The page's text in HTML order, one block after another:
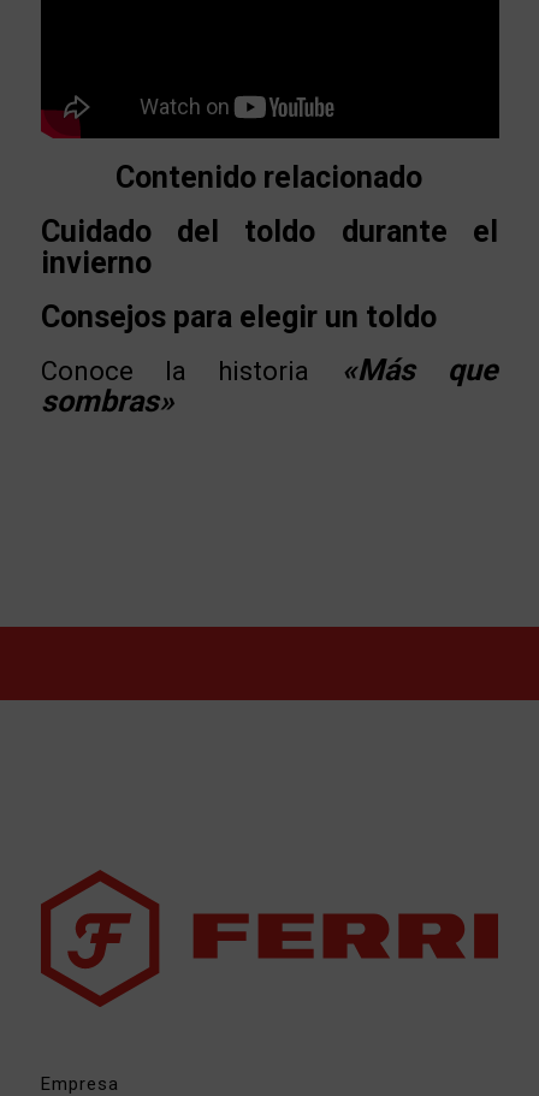
Contenido relacionado
Cuidado del toldo durante el
invierno
Consejos para elegir un toldo
Conoce la historia
«Más que
sombras»
Empresa